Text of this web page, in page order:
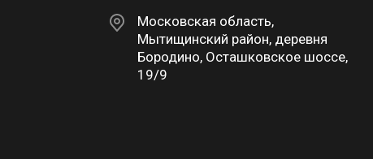
Московская область,
Мытищинский район, деревня
Бородино, Осташковское шоссе,
19/9